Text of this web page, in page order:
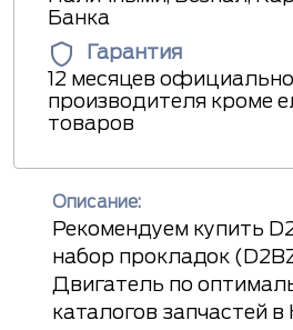
Банка
Гарантия
12 месяцев
производителя кроме
товаров
Описание:
Рекомендуем купить
набор прокладок
Двигатель по
каталогов запчастей в